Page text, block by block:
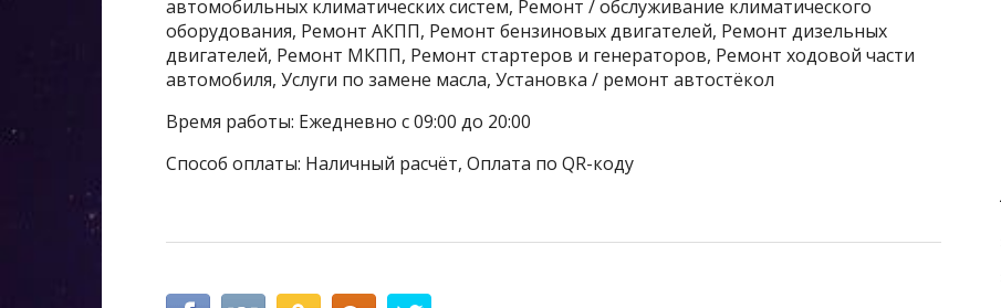
автомобильных климатических систем, Ремонт / обслуживание климатического
оборудования, Ремонт АКПП, Ремонт бензиновых двигателей, Ремонт дизельных
двигателей, Ремонт МКПП, Ремонт стартеров и генераторов, Ремонт ходовой части
автомобиля, Услуги по замене масла, Установка / ремонт автостёкол
Время работы: Ежедневно с 09:00 до 20:00
Способ оплаты: Наличный расчёт, Оплата по QR-коду